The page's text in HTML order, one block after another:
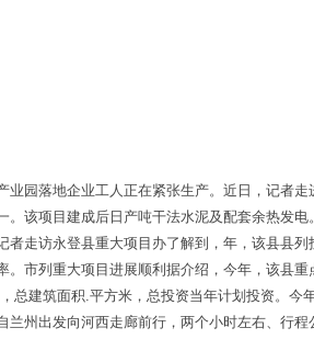
业园落地企业工人正在紧张生产。近日，记者
。该项目建成后日产吨干法水泥及配套余热发
者走访永登县重大项目办了解到，年，该县县
。市列重大项目进展顺利据介绍，今年，该县
总建筑面积.平方米，总投资当年计划投资。今
兰州出发向河西走廊前行，两个小时左右、行